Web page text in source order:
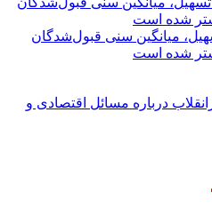
میانگین سنی قبول‌شدگان
درباره مسائل اقتصادی و